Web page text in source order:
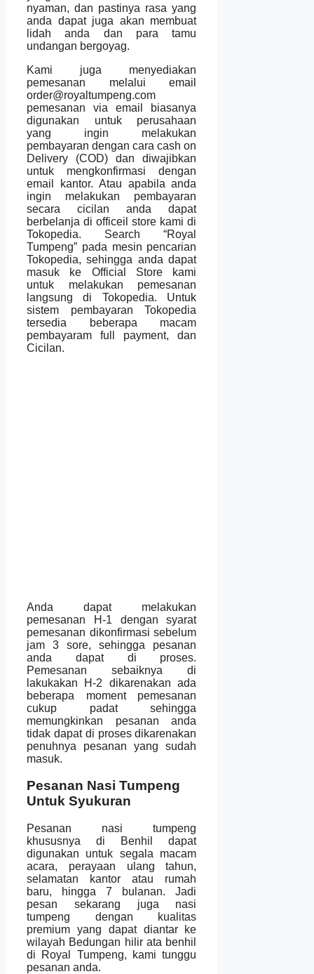
nyaman, dan pastinya rasa yang
anda dapat juga akan membuat
lidah anda dan para tamu
undangan bergoyag.
Kami juga menyediakan
pemesanan melalui email
order@royaltumpeng.com
pemesanan via email biasanya
digunakan untuk perusahaan
yang ingin melakukan
pembayaran dengan cara cash on
Delivery (COD) dan diwajibkan
untuk mengkonfirmasi dengan
email kantor. Atau apabila anda
ingin melakukan pembayaran
secara cicilan anda dapat
berbelanja di officeil store kami di
Tokopedia. Search “Royal
Tumpeng” pada mesin pencarian
Tokopedia, sehingga anda dapat
masuk ke Official Store kami
untuk melakukan pemesanan
langsung di Tokopedia. Untuk
sistem pembayaran Tokopedia
tersedia beberapa macam
pembayaram full payment, dan
Cicilan.
Anda dapat melakukan
pemesanan H-1 dengan syarat
pemesanan dikonfirmasi sebelum
jam 3 sore, sehingga pesanan
anda dapat di proses.
Pemesanan sebaiknya di
lakukakan H-2 dikarenakan ada
beberapa moment pemesanan
cukup padat sehingga
memungkinkan pesanan anda
tidak dapat di proses dikarenakan
penuhnya pesanan yang sudah
masuk.
Pesanan Nasi Tumpeng
Untuk Syukuran
Pesanan nasi tumpeng
khususnya di Benhil dapat
digunakan untuk segala macam
acara, perayaan ulang tahun,
selamatan kantor atau rumah
baru, hingga 7 bulanan. Jadi
pesan sekarang juga nasi
tumpeng dengan kualitas
premium yang dapat diantar ke
wilayah Bedungan hilir ata benhil
di Royal Tumpeng, kami tunggu
pesanan anda.